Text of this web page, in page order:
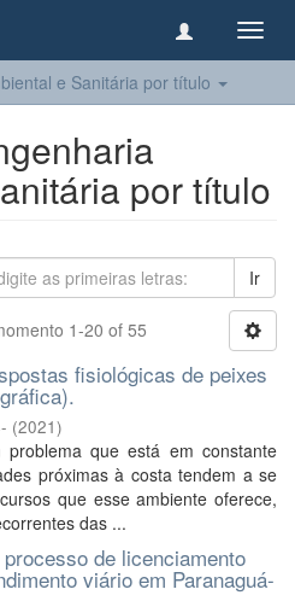
e Sanitária por título
por título
Ir
1-20 of 55
fisiológicas de peixes
(2021)
que está em constante
próximas à costa tendem a se
que esse ambiente oferece,
das ...
de licenciamento
viário em Paranaguá-